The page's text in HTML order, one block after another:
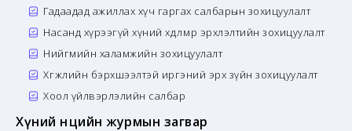
Гадаадад ажиллах хүч гаргах салбарын зохицуулалт
Насанд хүрээгүй хүний хөдөлмөр эрхлэлтийн зохицуулалт
Нийгмийн халамжийн зохицуулалт
Хөгжлийн бэрхшээлтэй иргэний эрх зүйн зохицуулалт
Хоол үйлвэрлэлийн салбар
Хүний нөөцийн журмын загвар